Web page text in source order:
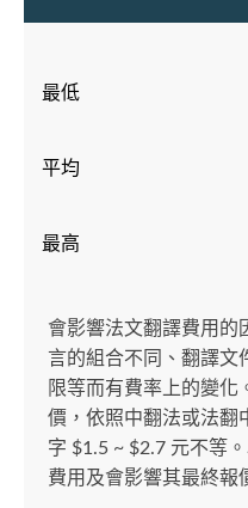
最低
平均
最高
會影響法文翻譯費用的
言的組合不同、翻譯文
限等而有費率上的變化
價，依照中翻法或法翻
字 $1.5 ~ $2.7 元不等
費用及會影響其最終報